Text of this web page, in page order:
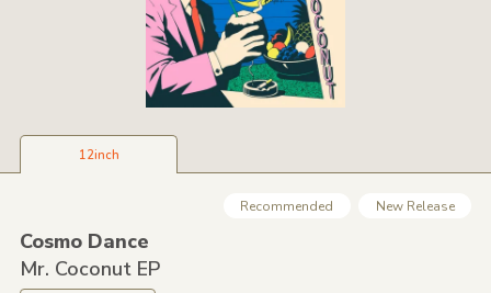
12inch
Recommended New Release
Cosmo Dance
Mr. Coconut EP